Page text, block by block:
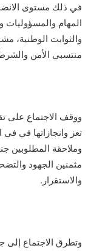
في ذلك مستوى
المهام والمسؤوليات
والثوابت الوطنية،
منتسبي الأمن
ووقف الاجتماع على
تعز وانجازاتها في
وملاحقة المطلوبين
مثمنين الجهود
والاستقرار.
وتطرق الاجتماع إلى